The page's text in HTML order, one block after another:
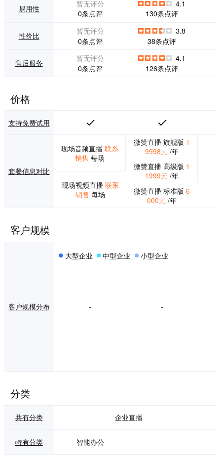
底层架构和音视频
技术，是业内第一
个开放系统H.265
编码推流的企业直
播系统。而基于自
研系统，微赞直播
开发了一系列创新
应用，并为企业创
开发了用户画像分
分析，评论审核等
技术体系。 微赞直
个完整的直播技术
架构，到直播营销
插件引流，到流量
变现，以及后续完
整的数据分析的完
易用性
暂无评分
0条点评
4.1
130条点评
性价比
暂无评分
0条点评
3.8
38条点评
售后服务
暂无评分
0条点评
4.1
126条点评
价格
支持免费试用
套餐信息对比
现场音频直播 联系
销售 每场
现场视频直播 联系
销售 每场
微赞直播 旗舰版 1
9998元/年
微赞直播 高级版 1
1999元/年
微赞直播 标准版6
000元 /年
客户规模
客户规模分布
大型企业 中型企业 小型企业
- -
分类
共有分类 企业直播
特有分类 智能办公